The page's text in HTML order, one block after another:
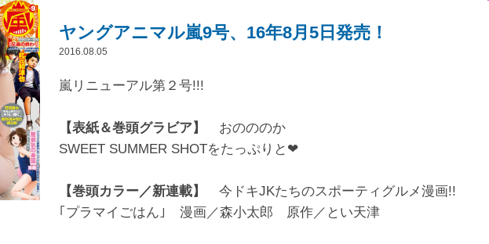
ヤングアニマル嵐9号、16年8月5日発売！
2016.08.05
嵐リニューアル第２号!!!
【表紙＆巻頭グラビア】 おのののか
SWEET SUMMER SHOTをたっぷりと❤
【巻頭カラー／新連載】
今ドキJKたちのスポーティグルメ漫画!!
｢プラマイごはん｣ 漫画／森小太郎 原作／とい天津